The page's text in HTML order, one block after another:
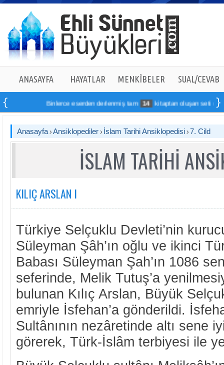
ANASAYFA HAYATLAR MENKÎBELER SUAL/CEVAB
Binlerce eserden derlenmiş tam 14 kitaptan oluşan seti online
Anasayfa Ansiklopediler İslam Tarihi Ansiklopedisi 7. Cild
İSLAM TARİHİ
KILIÇ ARSLAN I
Türkiye Selçuklu Devleti’nin
Süleyman Şâh’ın oğlu ve ikinci
Babası Süleyman Şah’ın 1086
seferinde, Melik Tutuş’a
bulunan Kılıç Arslan, Büyük
emriyle İsfehan’a gönderildi.
Sultânının nezâretinde altı sene
görerek, Türk-İslâm terbiyesi ile